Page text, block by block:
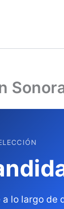
lo largo de